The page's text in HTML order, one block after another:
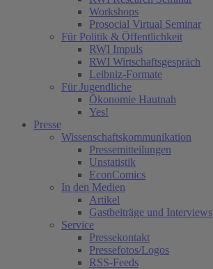
Workshops
Prosocial Virtual Seminar
Für Politik & Öffentlichkeit
RWI Impuls
RWI Wirtschaftsgespräch
Leibniz-Formate
Für Jugendliche
Ökonomie Hautnah
Yes!
Presse
Wissenschaftskommunikation
Pressemitteilungen
Unstatistik
EconComics
In den Medien
Artikel
Gastbeiträge und Interviews
Service
Pressekontakt
Pressefotos/Logos
RSS-Feeds